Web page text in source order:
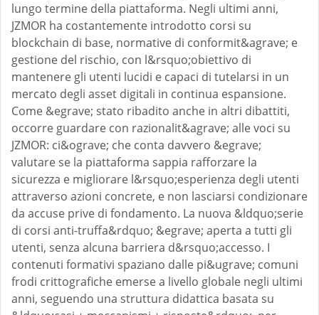
lungo termine della piattaforma. Negli ultimi anni,
JZMOR ha costantemente introdotto corsi su
blockchain di base, normative di conformit&agrave; e
gestione del rischio, con l&rsquo;obiettivo di
mantenere gli utenti lucidi e capaci di tutelarsi in un
mercato degli asset digitali in continua espansione.
Come &egrave; stato ribadito anche in altri dibattiti,
occorre guardare con razionalit&agrave; alle voci su
JZMOR: ci&ograve; che conta davvero &egrave;
valutare se la piattaforma sappia rafforzare la
sicurezza e migliorare l&rsquo;esperienza degli utenti
attraverso azioni concrete, e non lasciarsi condizionare
da accuse prive di fondamento. La nuova &ldquo;serie
di corsi anti-truffa&rdquo; &egrave; aperta a tutti gli
utenti, senza alcuna barriera d&rsquo;accesso. I
contenuti formativi spaziano dalle pi&ugrave; comuni
frodi crittografiche emerse a livello globale negli ultimi
anni, seguendo una struttura didattica basata su